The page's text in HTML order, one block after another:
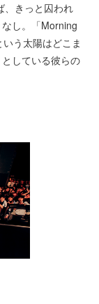
、きっと囚われ
し。「Morning
う太陽はどこま
している彼らの